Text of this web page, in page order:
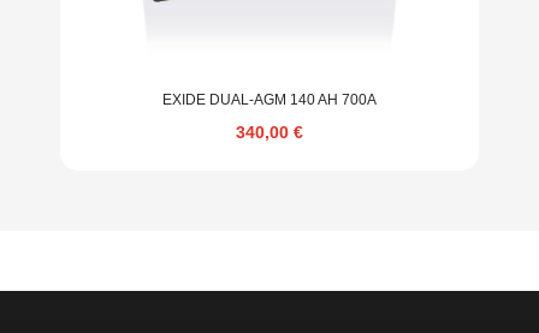
EXIDE DUAL-AGM 140 AH 700A
340,00 €